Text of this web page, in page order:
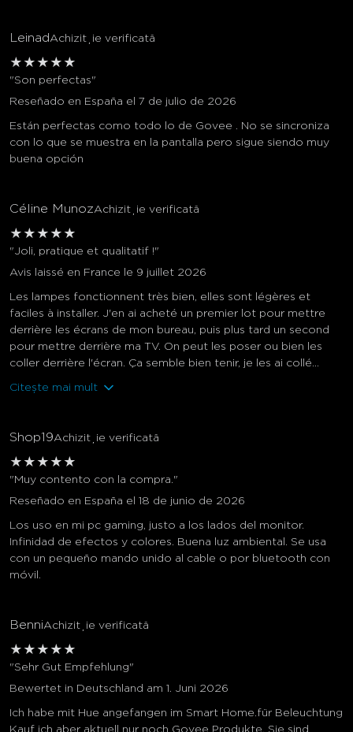
LeinadAchiziție verificată
★ ★ ★ ★ ★
"Son perfectas"
Reseñado en España el 7 de julio de 2026
Están perfectas como todo lo de Govee . No se sincroniza
con lo que se muestra en la pantalla pero sigue siendo muy
buena opción
Céline MunozAchiziție verificată
★ ★ ★ ★ ★
"Joli, pratique et qualitatif !"
Avis laissé en France le 9 juillet 2026
Les lampes fonctionnent très bien, elles sont légères et
faciles à installer. J'en ai acheté un premier lot pour mettre
derrière les écrans de mon bureau, puis plus tard un second
pour mettre derrière ma TV. On peut les poser ou bien les
coller derrière l'écran. Ça semble bien tenir, je les ai collé...
Citește mai mult
Shop19Achiziție verificată
★ ★ ★ ★ ★
"Muy contento con la compra."
Reseñado en España el 18 de junio de 2026
Los uso en mi pc gaming, justo a los lados del monitor.
Infinidad de efectos y colores. Buena luz ambiental. Se usa
con un pequeño mando unido al cable o por bluetooth con
móvil.
BenniAchiziție verificată
★ ★ ★ ★ ★
"Sehr Gut Empfehlung"
Bewertet in Deutschland am 1. Juni 2026
Ich habe mit Hue angefangen im Smart Home.für Beleuchtung
Kauf ich aber aktuell nur noch Govee Produkte. Sie sind